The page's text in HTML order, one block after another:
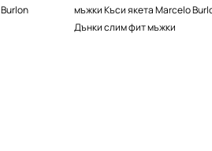
мъжки Къси якета Marcelo
Дънки слим фит мъжки